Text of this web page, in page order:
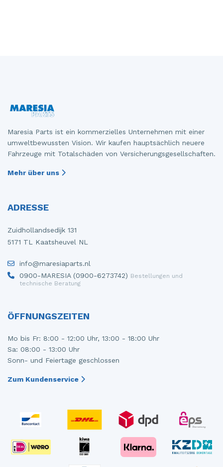
Maresia Parts ist ein kommerzielles Unternehmen mit einer
umweltbewussten Vision. Wir kaufen hauptsächlich neuere
Fahrzeuge mit Totalschäden von Versicherungsgesellschaften.
Mehr über uns
ADRESSE
Zuidhollandsedijk 131
5171 TL Kaatsheuvel NL
info@maresiaparts.nl
0900-MARESIA (0900-6273742) Bestellungen und
technische Beratung
ÖFFNUNGSZEITEN
Mo bis Fr: 8:00 - 12:00 Uhr, 13:00 - 18:00 Uhr
Sa: 08:00 - 13:00 Uhr
Sonn- und Feiertage geschlossen
Zum Kundenservice